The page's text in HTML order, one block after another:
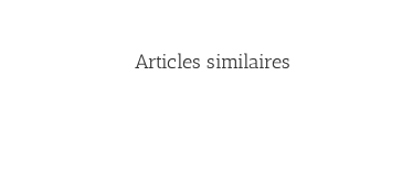
Articles similaires